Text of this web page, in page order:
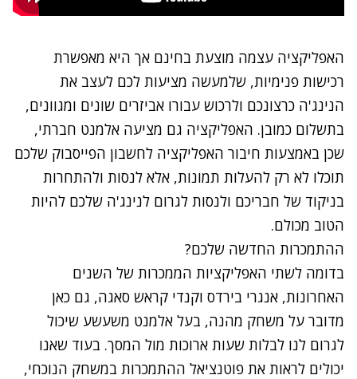
האפליקציה עצמה מוצעת בחינם אך היא מאפשרת
רכישות פנימיות, שלמעשה מציעות לכם לעצב את
הנינג'ה כרצונכם ולרכוש עבורו אביזרים שונים ומגוונים,
בתשלום כמובן. האפליקציה גם מציעה אלמנט חברתי,
שכן באמצעות חיבור האפליקציה לחשבון הפייסבוק שלכם
תוכלו לא רק להעלות תמונות, אלא לנסות ולהתחרות
בניקוד של חבריכם ולנסות לגרום לנינג'ה שלכם להיות
הטוב מכולם.
ההתמכרות החדשה שלכם?
בדומה לשתי האפליקציות הממכרות של השנים
האחרונות, אנגרי בירדס וקנדי קראש סאגה, גם כאן
מדובר על משחק מהנה, בעל אלמנט משעשע שיכול
לגרום לנו לבלות שעות ארוכות מול המסך. בעוד שאנו
יכולים לראות את פוטנציאל ההתמכרות במשחק הנוכחי,